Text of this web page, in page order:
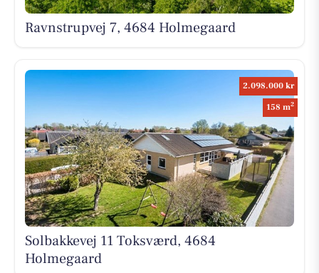
Ravnstrupvej 7, 4684 Holmegaard
2.098.000 kr
158 m2
Solbakkevej 11 Toksværd, 4684
Holmegaard